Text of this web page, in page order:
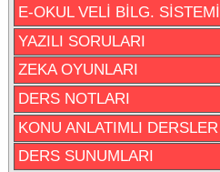
E-OKUL VELİ BİLG. SİSTEMİ
YAZILI SORULARI
ZEKA OYUNLARI
DERS NOTLARI
KONU ANLATIMLI DERSLER
DERS SUNUMLARI